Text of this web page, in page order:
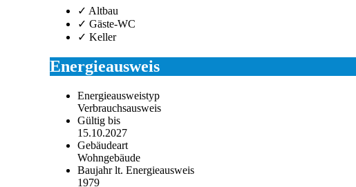
✓ Altbau
✓ Gäste-WC
✓ Keller
Energieausweis
Energieausweistyp
Verbrauchs­ausweis
Gültig bis
15.10.2027
Gebäudeart
Wohngebäude
Baujahr lt. Energieausweis
1979